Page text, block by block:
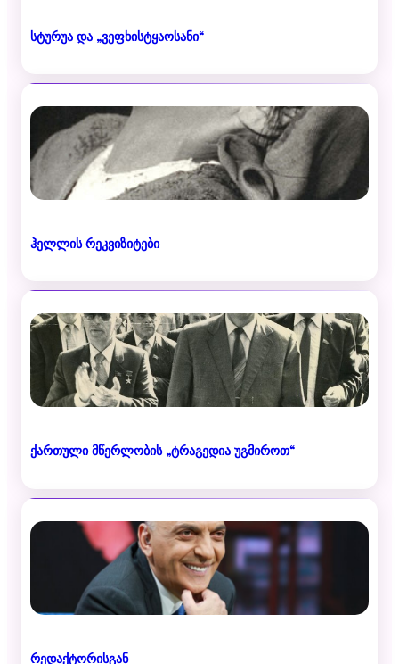
სტურუა და „ვეფხისტყაოსანი“
ჰელლის რეკვიზიტები
ქართული მწერლობის „ტრაგედია უგმიროთ“
რედაქტორისგან